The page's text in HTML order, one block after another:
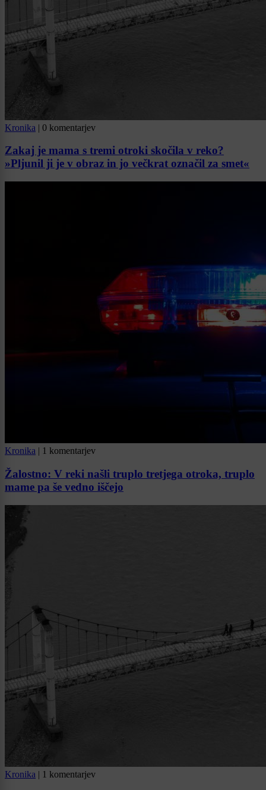
Kronika | 0 komentarjev
Zakaj je mama s tremi otroki skočila v reko?
»Pljunil ji je v obraz in jo večkrat označil za smet«
Kronika | 1 komentarjev
Žalostno: V reki našli truplo tretjega otroka, truplo
mame pa še vedno iščejo
Kronika | 1 komentarjev